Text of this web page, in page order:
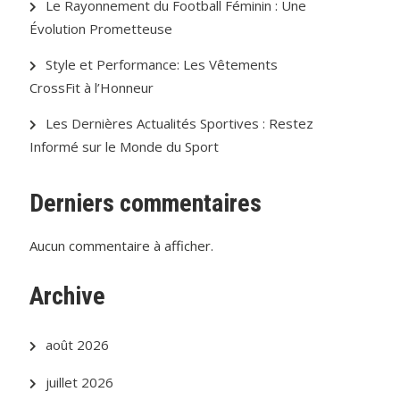
Le Rayonnement du Football Féminin : Une
Évolution Prometteuse
Style et Performance: Les Vêtements
CrossFit à l’Honneur
Les Dernières Actualités Sportives : Restez
Informé sur le Monde du Sport
Derniers commentaires
Aucun commentaire à afficher.
Archive
août 2026
juillet 2026